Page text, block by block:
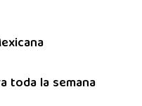
toda la semana